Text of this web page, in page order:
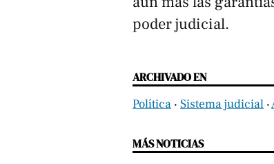
poder judicial.
ARCHIVADO EN
Política ‧ Sistema judicial ‧
MÁS NOTICIAS